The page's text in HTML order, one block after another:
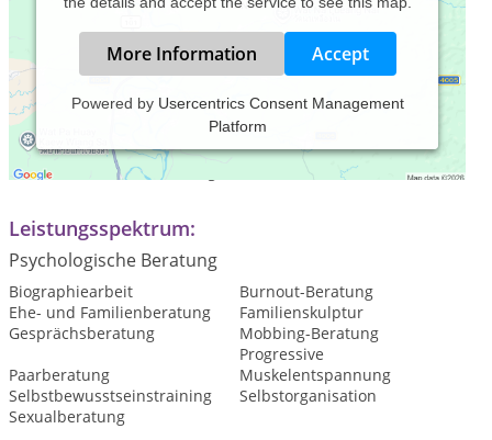
More Information Accept
Powered by Usercentrics Consent Management
Platform
Praxiszeiten:
Termine nach Vereinbarung.
Leistungsspektrum:
Psychologische Beratung
Biographiearbeit
Burnout-Beratung
Ehe- und Familienberatung
Familienskulptur
Gesprächsberatung
Mobbing-Beratung
Paarberatung
Progressive
Muskelentspannung
Selbstbewusstseinstraining
Selbstorganisation
Sexualberatung